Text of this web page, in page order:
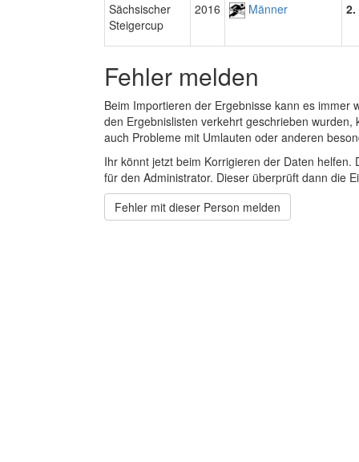
Sächsischer
Steigercup
2016 Männer 2.
Fehler melden
Beim Importieren der Ergebnisse kann es
den Ergebnislisten verkehrt geschrieben
auch Probleme mit Umlauten oder anderen
Ihr könnt jetzt beim Korrigieren der Daten
für den Administrator. Dieser überprüft dann die
Fehler mit dieser Person melden